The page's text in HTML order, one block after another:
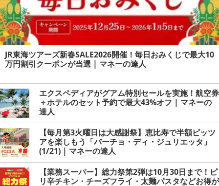
JR東海ツアーズ新春SALE2026開催！毎日おみくじで最大10
万円割引クーポンが当選 | マネーの達人
エクスペディアがグアム特別セールを実施！航空券
＋ホテルのセット予約で最大43%オフ | マネーの
達人
【毎月第3火曜日は大感謝祭】恵比寿で半額ピッツ
アを楽しもう「バーチョ・ディ・ジュリエッタ」
(1/21) | マネーの達人
【業務スーパー】総力祭第2弾は10月30日まで！ピ
リ辛チキン・チーズフライ・太麺パスタなどお得が